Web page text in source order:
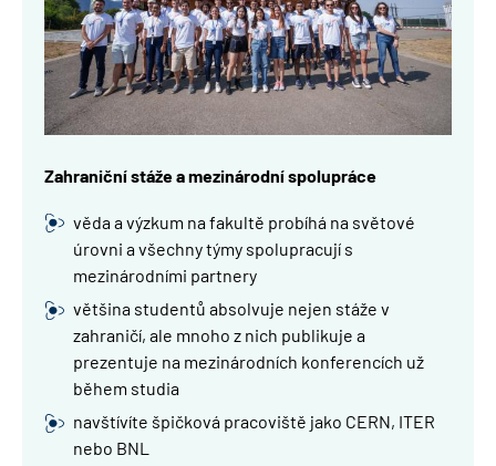
Zahraniční stáže a mezinárodní spolupráce
věda a výzkum na fakultě probíhá na světové
úrovni a všechny týmy spolupracují s
mezinárodními partnery
většina studentů absolvuje nejen stáže v
zahraničí, ale mnoho z nich publikuje a
prezentuje na mezinárodních konferencích už
během studia
navštívíte špičková pracoviště jako CERN, ITER
nebo BNL